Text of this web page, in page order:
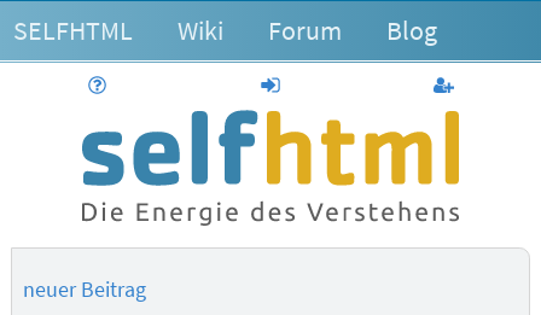
SELFHTML Wiki Forum Blog
anmelden
neuer Beitrag